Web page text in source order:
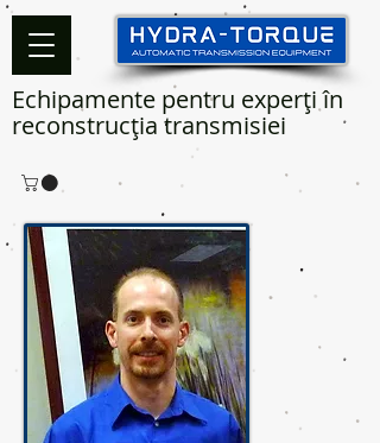
Echipamente pentru experți în
reconstrucția transmisiei